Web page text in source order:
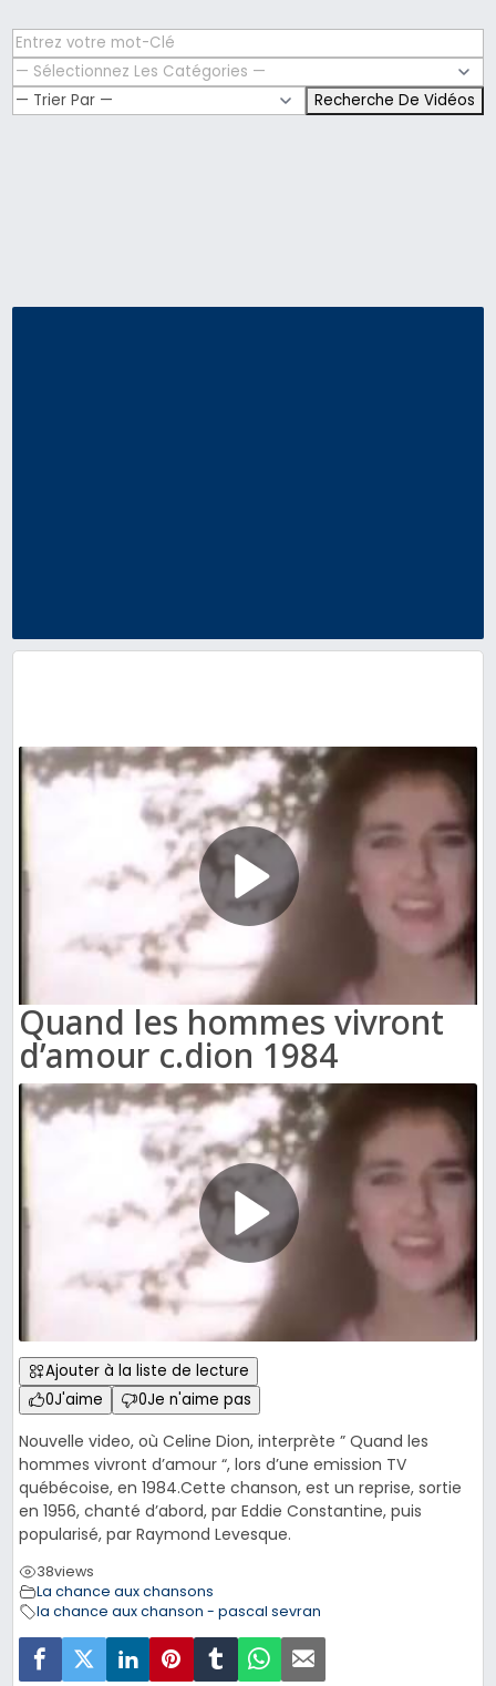
Quand les hommes vivront
d’amour c.dion 1984
Ajouter à la liste de lecture
0J'aime 0Je n'aime pas
Nouvelle video, où Celine Dion, interprète ” Quand les
hommes vivront d’amour “, lors d’une emission TV
québécoise, en 1984.Cette chanson, est un reprise, sortie
en 1956, chanté d’abord, par Eddie Constantine, puis
popularisé, par Raymond Levesque.
38views
La chance aux chansons
la chance aux chanson - pascal sevran